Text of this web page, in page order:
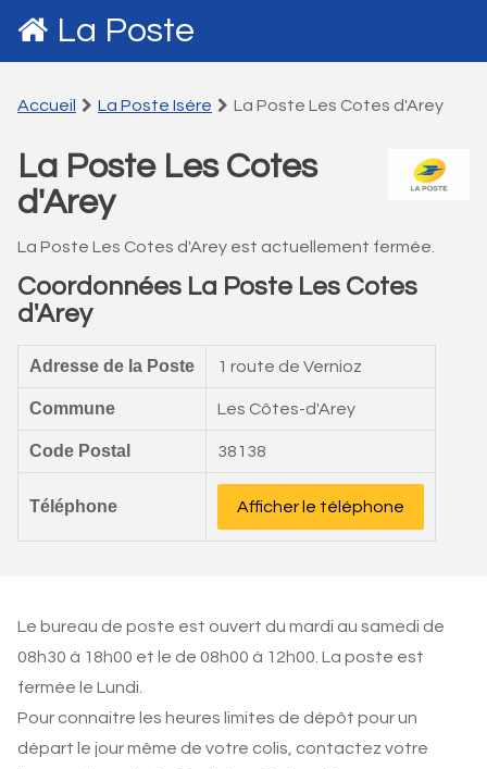
La Poste
Accueil La Poste Isére La Poste Les Cotes d'Arey
La Poste Les Cotes
d'Arey
La Poste Les Cotes d'Arey est actuellement fermée.
Coordonnées La Poste Les Cotes
d'Arey
Adresse de la Poste 1 route de Vernioz
Commune Les Côtes-d'Arey
Code Postal 38138
Téléphone Afficher le téléphone
Le bureau de poste est ouvert du mardi au samedi de
08h30 à 18h00 et le de 08h00 à 12h00. La poste est
fermée le Lundi.
Pour connaitre les heures limites de dépôt pour un
départ le jour même de votre colis, contactez votre